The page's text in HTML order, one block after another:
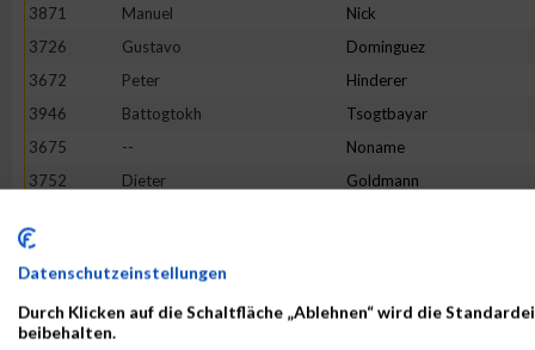
3871
Manuel Nick
3726
Gustavo Dominguez
3672
Peter Hinderer
3946
Battogtokh Tsogtbayar
3675
-- Noname
3752
Dieter Goldmann
3823
3954
Jan
3789
Lukas Angerer
Datenschutzeinstellungen
Durch Klicken auf die Schaltfläche „Ablehnen“ wird die
beibehalten.